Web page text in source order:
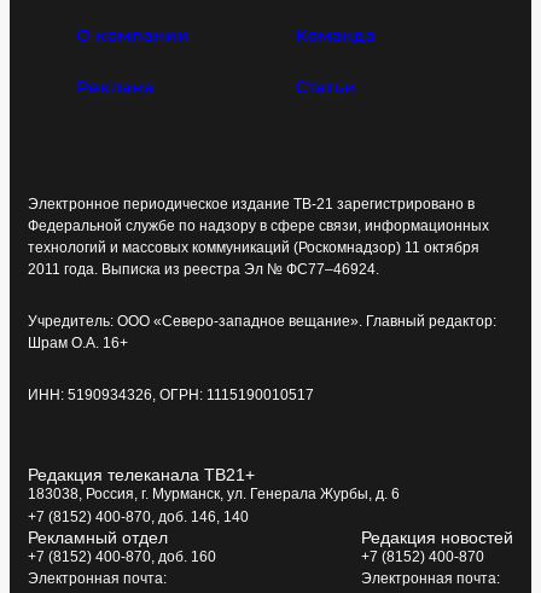
О компании Команда
Реклама Статьи
Электронное периодическое издание ТВ-21 зарегистрировано в
Федеральной службе по надзору в сфере связи, информационных
технологий и массовых коммуникаций (Роскомнадзор) 11 октября
2011 года. Выписка из реестра Эл № ФС77–46924.
Учредитель: ООО «Северо-западное вещание». Главный редактор:
Шрам О.А. 16+
ИНН: 5190934326, ОГРН: 1115190010517
Редакция телеканала ТВ21+
183038, Россия, г. Мурманск, ул. Генерала Журбы, д. 6
+7 (8152) 400-870, доб. 146, 140
Рекламный отдел
+7 (8152) 400-870, доб. 160
Электронная почта:
Редакция новостей
+7 (8152) 400-870
Электронная почта: